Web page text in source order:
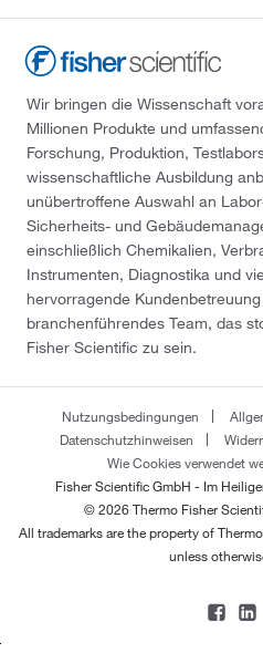
Wir bringen die Wissenschaft
Millionen Produkte und
Forschung, Produktion,
wissenschaftliche Ausbildung
unübertroffene Auswahl an
Sicherheits- und
einschließlich Chemikalien,
Instrumenten, Diagnostika und
hervorragende
branchenführendes Team, das
Fisher Scientific zu sein.
Nutzungsbedingungen
Datenschutzhinweisen
Wie Cookies verwendet
Fisher Scientific GmbH - Im
© 2026 Thermo Fisher
All trademarks are the property of
unless